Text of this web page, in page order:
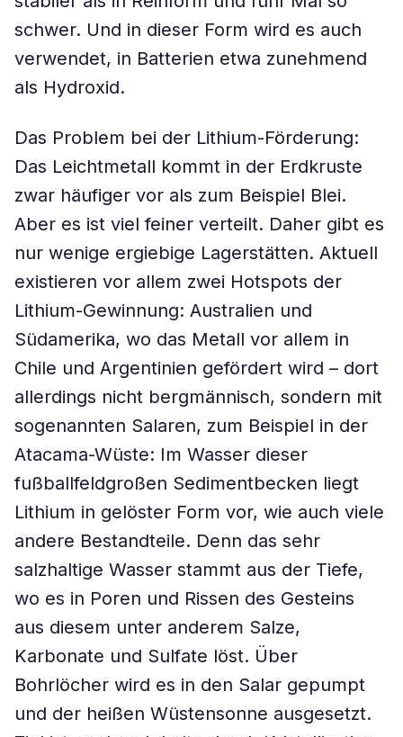
schwer. Und in dieser Form wird es auch
verwendet, in Batterien etwa zunehmend
als Hydroxid.
Das Problem bei der Lithium-Förderung:
Das Leichtmetall kommt in der Erdkruste
zwar häufiger vor als zum Beispiel Blei.
Aber es ist viel feiner verteilt. Daher gibt es
nur wenige ergiebige Lagerstätten. Aktuell
existieren vor allem zwei Hotspots der
Lithium-Gewinnung: Australien und
Südamerika, wo das Metall vor allem in
Chile und Argentinien gefördert wird – dort
allerdings nicht bergmännisch, sondern mit
sogenannten Salaren, zum Beispiel in der
Atacama-Wüste: Im Wasser dieser
fußballfeldgroßen Sedimentbecken liegt
Lithium in gelöster Form vor, wie auch viele
andere Bestandteile. Denn das sehr
salzhaltige Wasser stammt aus der Tiefe,
wo es in Poren und Rissen des Gesteins
aus diesem unter anderem Salze,
Karbonate und Sulfate löst. Über
Bohrlöcher wird es in den Salar gepumpt
und der heißen Wüstensonne ausgesetzt.